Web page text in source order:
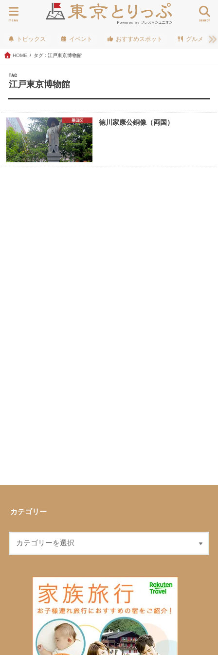
search
menu
トピックス イベント おすすめスポット グルメ
HOME タグ : 江戸東京博物館
TAG
江戸東京博物館
墨田区 徳川家康公銅像（両国）
カテゴリー